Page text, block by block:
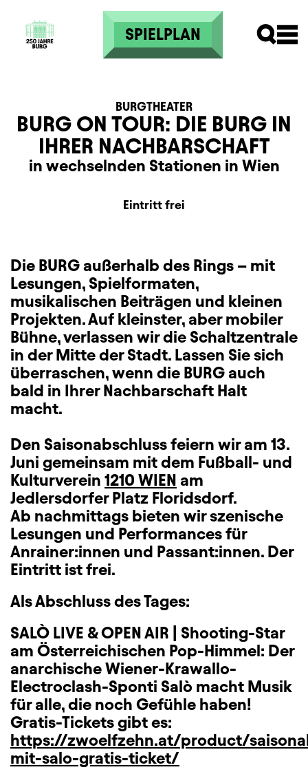
Direkt zum Inhalt
SPIELPLAN
BURG ON TOUR: DIE BURG IN
IHRER NACHBARSCHAFT
BURGTHEATER
in wechselnden Stationen in Wien
Information
Eintritt frei
Die BURG außerhalb des Rings – mit
Lesungen, Spielformaten,
musikalischen Beiträgen und kleinen
Projekten. Auf kleinster, aber mobiler
Bühne, verlassen wir die Schaltzentrale
in der Mitte der Stadt. Lassen Sie sich
überraschen, wenn die BURG auch
bald in Ihrer Nachbarschaft Halt
macht.
Den Saisonabschluss feiern wir am 13.
Juni gemeinsam mit dem Fußball- und
Kulturverein 1210 WIEN am
Jedlersdorfer Platz Floridsdorf.
Ab nachmittags bieten wir szenische
Lesungen und Performances für
Anrainer:innen und Passant:innen. Der
Eintritt ist frei.
Als Abschluss des Tages:
SALÒ LIVE & OPEN AIR | Shooting-Star
am Österreichischen Pop-Himmel: Der
anarchische Wiener-Krawallo-
Electroclash-Sponti Salò macht Musik
für alle, die noch Gefühle haben!
Gratis-Tickets gibt es:
https://zwoelfzehn.at/product/
mit-salo-gratis-ticket/